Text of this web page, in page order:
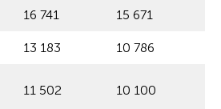
16 741 15 671
13 183 10 786
11 502 10 100